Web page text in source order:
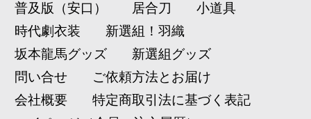
普及版（安口）
居合刀
小道具
時代劇衣装
新選組！羽織
坂本龍馬グッズ
新選組グッズ
問い合せ
ご依頼方法とお届け
会社概要
特定商取引法に基づく表記